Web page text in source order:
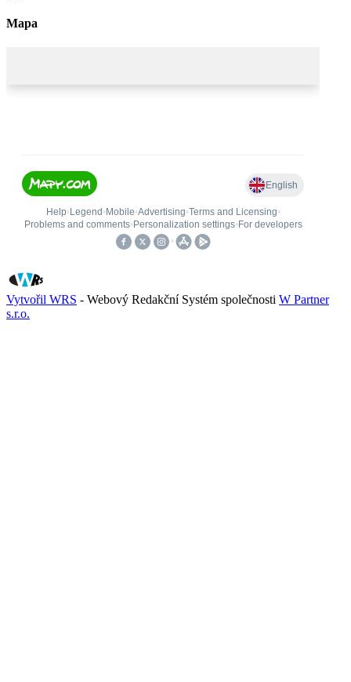
Mapa
Vytvořil WRS - Webový Redakční Systém společnosti W Partner
s.r.o.